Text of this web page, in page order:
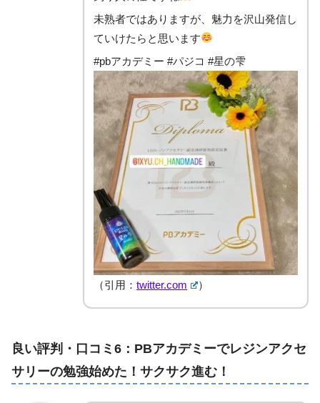
未熟者ではありますが、魅力を沢山発信し
ていけたらと思います
#pbアカデミー #パジコ #星の雫
（引用： twitter.com ）
良い評判・口コミ6：PBアカデミーでレジンアクセ
サリーの勉強始めた！サクサク進む！